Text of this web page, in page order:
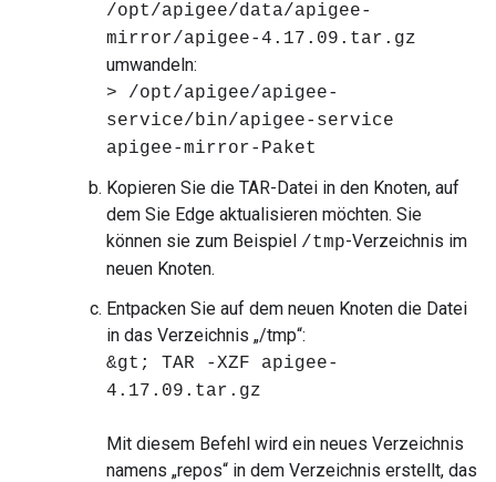
/opt/apigee/data/apigee-
mirror/apigee-4.17.09.tar.gz
umwandeln:
> /opt/apigee/apigee-
service/bin/apigee-service
apigee-mirror-Paket
Kopieren Sie die TAR-Datei in den Knoten, auf
dem Sie Edge aktualisieren möchten. Sie
können sie zum Beispiel /tmp-Verzeichnis im
neuen Knoten.
Entpacken Sie auf dem neuen Knoten die Datei
in das Verzeichnis „/tmp“:
&gt; TAR -XZF apigee-
4.17.09.tar.gz
Mit diesem Befehl wird ein neues Verzeichnis
namens „repos“ in dem Verzeichnis erstellt, das